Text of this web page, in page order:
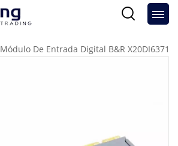
Módulo De Entrada Digital B&R X20DI6371